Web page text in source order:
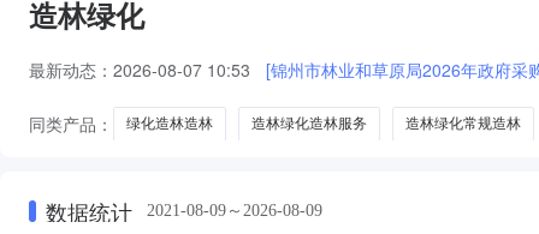
造林绿化
最新动态： 2026-08-07 10:53 [锦州市林业和草原局2026年政府采
同类产品： 绿化造林造林 造林绿化造林服务 造林绿化常规造林
数据统计 2021-08-09～2026-08-09